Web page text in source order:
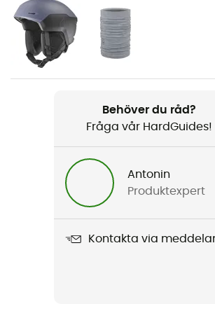
Kön
Herr / Dam
Produktnamn
Dubbel skärm
Ytterligare skärm
Använd teknologi
Behöver du råd?
Fråga vår HardGuides!
Antonin
Produktexpert
Kontakta via